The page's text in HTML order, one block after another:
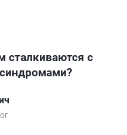
сталкиваются с